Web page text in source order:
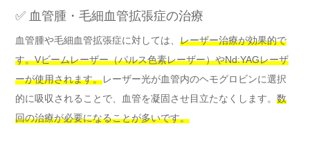
✅ 血管腫・毛細血管拡張症の治療
血管腫や毛細血管拡張症に対しては、 レーザー治療が効果的で
す。Vビームレーザー（パルス色素レーザー）やNd:YAGレーザ
ーが使用されます。レーザー光が血管内のヘモグロビンに選択
的に吸収されることで、血管を凝固させ目立たなくします。 数
回の治療が必要になることが多いです。